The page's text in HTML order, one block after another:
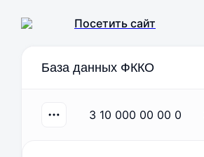
Посетить сайт
База данных ФККО
3 10 000 00 00 0